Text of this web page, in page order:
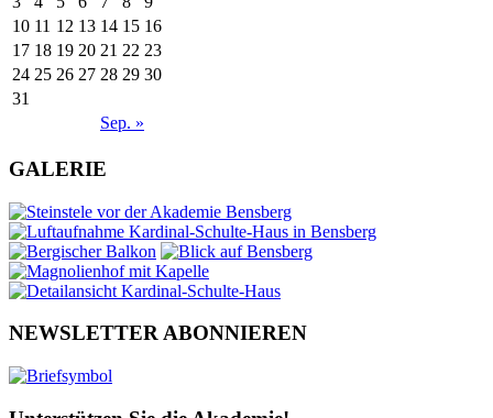
Sep. »
10 11 12 13 14 15 16
17 18 19 20 21 22 23
24 25 26 27 28 29 30
31
GALERIE
NEWSLETTER ABONNIEREN